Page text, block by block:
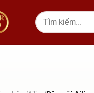
Tìm